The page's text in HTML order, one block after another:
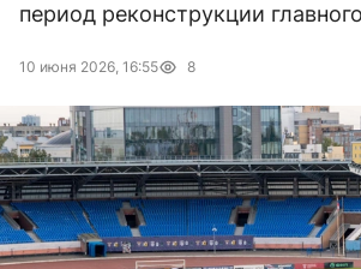
период реконструкции
10 июня 2026, 16:55 8